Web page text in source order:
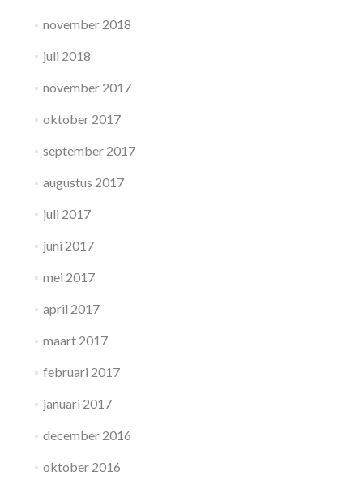
november 2018
juli 2018
november 2017
oktober 2017
september 2017
augustus 2017
juli 2017
juni 2017
mei 2017
april 2017
maart 2017
februari 2017
januari 2017
december 2016
oktober 2016